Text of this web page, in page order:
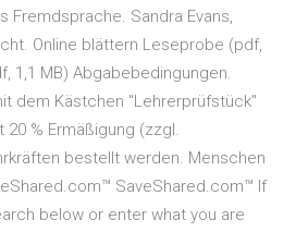
Fremdsprache. Sandra Evans,
Online blättern Leseprobe (pdf,
1,1 MB) Abgabebedingungen.
dem Kästchen "Lehrerprüfstück"
% Ermäßigung (zzgl.
bestellt werden. Menschen
SaveShared.com™ If
below or enter what you are